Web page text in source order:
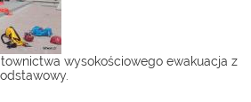
wysokościowego ewakuacja z